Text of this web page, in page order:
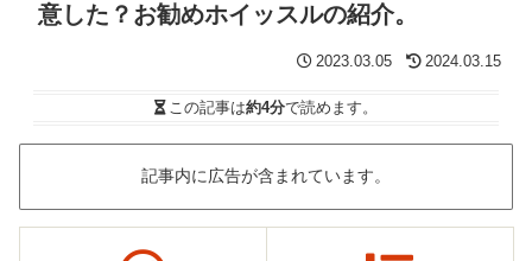
意した？お勧めホイッスルの紹介。
2023.03.05 2024.03.15
この記事は約4分で読めます。
記事内に広告が含まれています。